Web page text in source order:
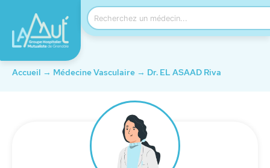
Accueil → Médecine Vasculaire → Dr. EL ASAAD Riva